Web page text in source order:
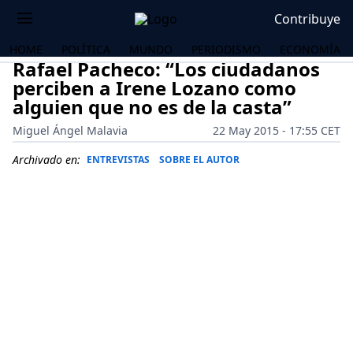
Contribuye
HOME POLÍTICA MUNDO PERIODISMO ECONOMÍA
Rafael Pacheco: “Los ciudadanos
perciben a Irene Lozano como
alguien que no es de la casta”
Miguel Ángel Malavia
22 May 2015 - 17:55 CET
Archivado en: ENTREVISTAS SOBRE EL AUTOR